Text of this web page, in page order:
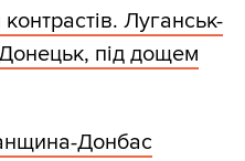
Луганськ-
під дощем
Донбас